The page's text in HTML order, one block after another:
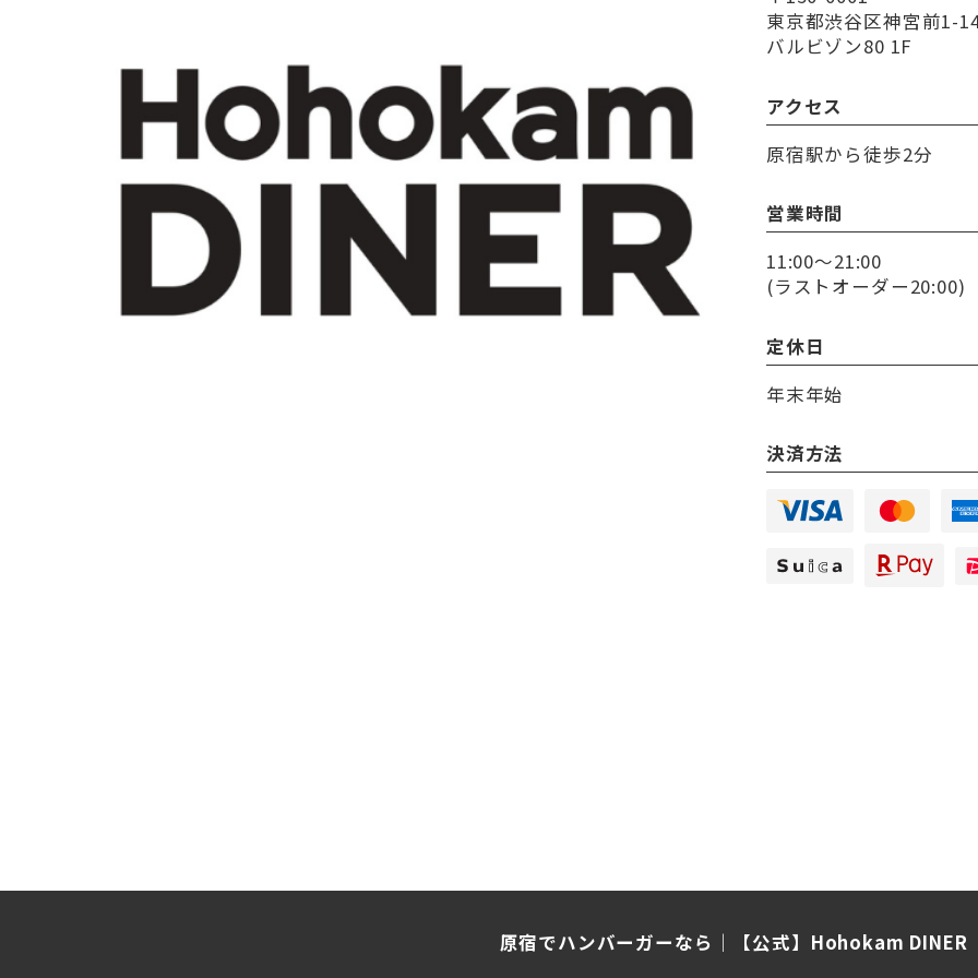
東京都渋谷区神宮前1-
バルビゾン80 1F
アクセス
原宿駅から徒歩2分
営業時間
11:00〜21:00
(ラストオーダー20:00)
定休日
年末年始
決済方法
原宿でハンバーガーなら│【公式】Hohokam DINER